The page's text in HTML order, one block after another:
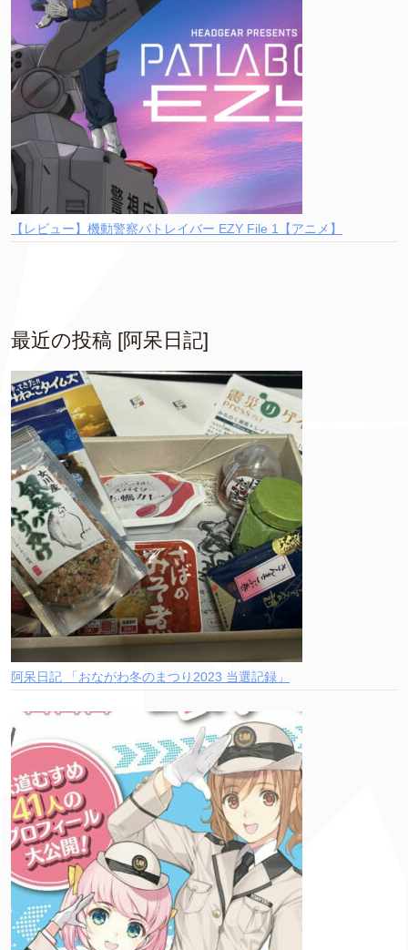
【レビュー】機動警察パトレイバー EZY File 1【アニメ】
最近の投稿 [阿呆日記]
阿呆日記 「おながわ冬のまつり2023 当選記録」